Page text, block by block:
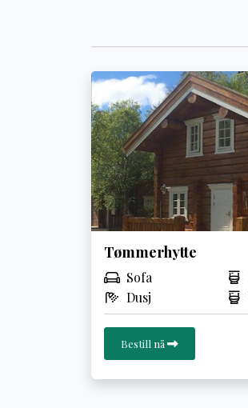
Tømmerhytte
Sofa
Dusj
Bestill nå